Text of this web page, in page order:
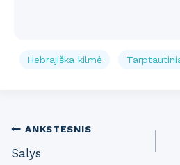
Hebrajiška kilmė
Post
ANKSTESNIS
Salys